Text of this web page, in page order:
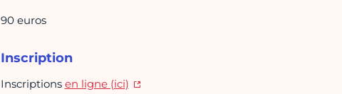
90 euros
Inscription
Inscriptions en ligne (ici)